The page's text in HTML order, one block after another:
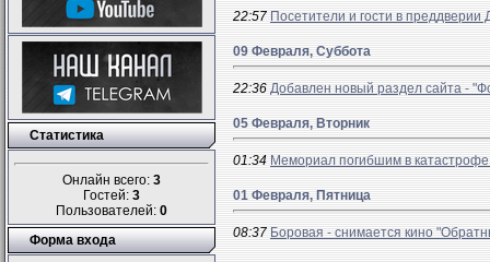
Статистика
Онлайн всего: 3
Гостей: 3
Пользователей: 0
Форма входа
22:57 Посетители и гости в преддверии
09 Февраля, Суббота
22:36 Добавлен новый раздел сайта -
05 Февраля, Вторник
01:34 Мемориал погибшим в катастрофе
01 Февраля, Пятница
08:37 Боровая - снимается кино